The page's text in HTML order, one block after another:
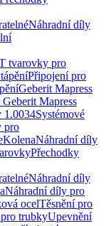
Náhradní díly
tvarovky pro
Připojení pro
Geberit Mapress
Mapress
1.0034Systémové
pro
KolenaNáhradní díly
Přechodky
Náhradní díly
Náhradní díly pro
ocelTěsnění pro
trubkyUpevnění